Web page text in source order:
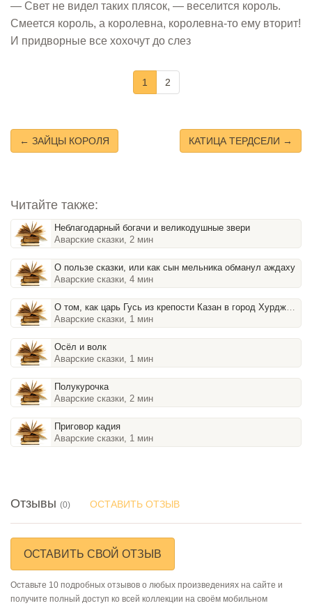
— Свет не видел таких плясок, — веселится король.
Смеется король, а королевна, королевна-то ему вторит!
И придворные все хохочут до слез
1 2
← ЗАЙЦЫ КОРОЛЯ КАТИЦА ТЕРДСЕЛИ →
Читайте также:
Неблагодарный богачи и великодушные звери
Аварские сказки, 2 мин
О пользе сказки, или как сын мельника обманул аждаху
Аварские сказки, 4 мин
О том, как царь Гусь из крепости Казан в город Хурджин переходил
Аварские сказки, 1 мин
Осёл и волк
Аварские сказки, 1 мин
Полукурочка
Аварские сказки, 2 мин
Приговор кадия
Аварские сказки, 1 мин
Отзывы (0) ОСТАВИТЬ ОТЗЫВ
ОСТАВИТЬ СВОЙ ОТЗЫВ
Оставьте 10 подробных отзывов о любых произведениях на сайте и
получите полный доступ ко всей коллекции на своём мобильном